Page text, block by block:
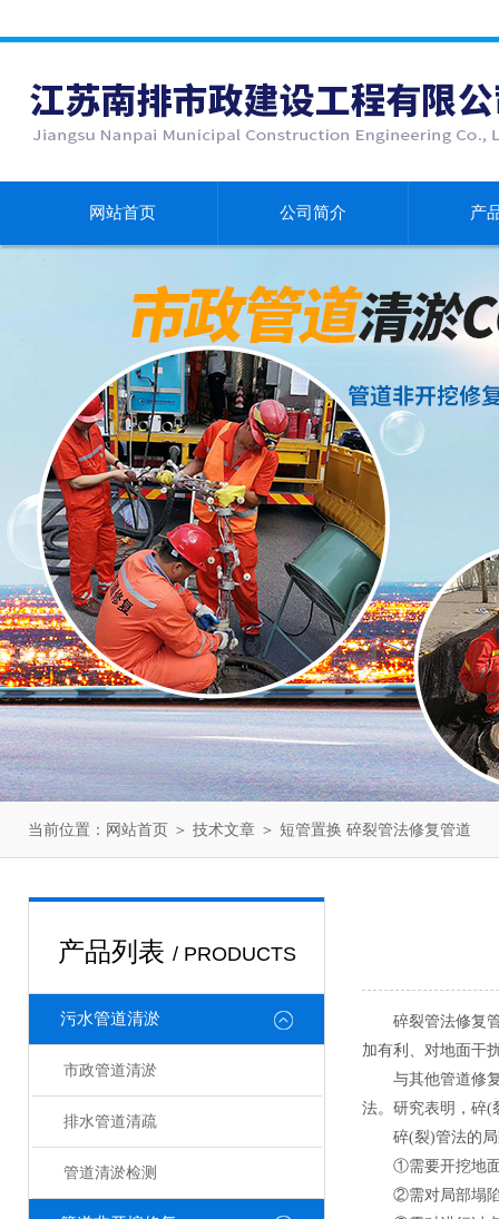
网站首页 公司简介 产
当前位置： 网站首页 ＞ 技术文章 ＞ 短管置换 碎裂管法修复管道
产品列表 / PRODUCTS
污水管道清淤
市政管道清淤
排水管道清疏
管道清淤检测
碎裂管法修复
加有利、对地面干
与其他管道修
法。研究表明，碎(
碎(裂)管法的
①需要开挖地
②需对局部塌